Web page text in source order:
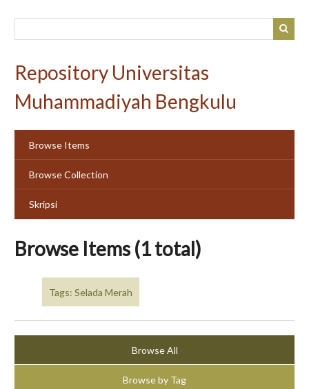
Repository Universitas
Muhammadiyah Bengkulu
Browse Items
Browse Collection
Skripsi
Browse Items (1 total)
Tags: Selada Merah
Browse All
Browse by Tag